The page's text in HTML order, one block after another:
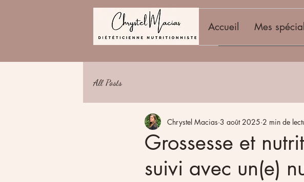
Accueil Mes
All Posts
Grossesse et
suivi avec un(e)
Chrystel Macias 3 août 2025 2 min de